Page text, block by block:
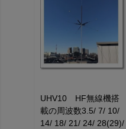
UHV10 HF無線機搭
載の周波数3.5/ 7/ 10/
14/ 18/ 21/ 24/ 28(29)/